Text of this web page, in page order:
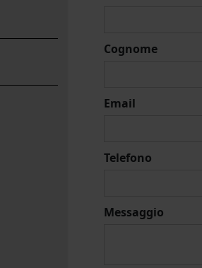
Cognome
Email
Telefono
Messaggio